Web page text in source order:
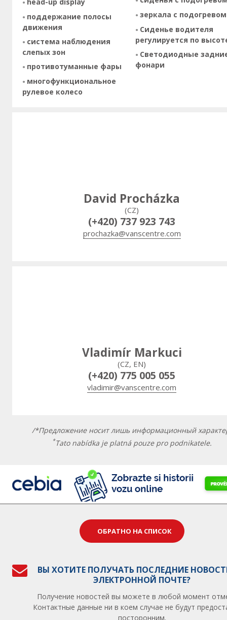
поддержание полосы
движения
система наблюдения
слепых зон
противотуманные фары
многофункциональное
рулевое колесо
зеркала с подогревом
Сиденье водителя
регулируется по
Светодиодные
фонари
David Procházka
(CZ)
(+420) 737 923 743
prochazka@vanscentre.com
Vladimír Markuci
(CZ, EN)
(+420) 775 005 055
vladimir@vanscentre.com
/*Предложение носит лишь информационный
*Tato nabídka je platná pouze pro podnikatele.
ОБРАТНО НА СПИСОК
ВЫ ХОТИТЕ ПОЛУЧАТЬ ПОСЛЕДНИЕ
ЭЛЕКТРОННОЙ ПОЧТЕ?
Получение новостей вы можете в любой момент
Контактные данные ни в коем случае не будут
посторонним.